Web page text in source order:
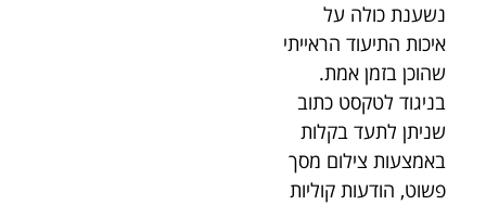
נשענת כולה על
איכות התיעוד הראייתי
שהוכן בזמן אמת.
בניגוד לטקסט כתוב
שניתן לתעד בקלות
באמצעות צילום מסך
פשוט, הודעות קוליות